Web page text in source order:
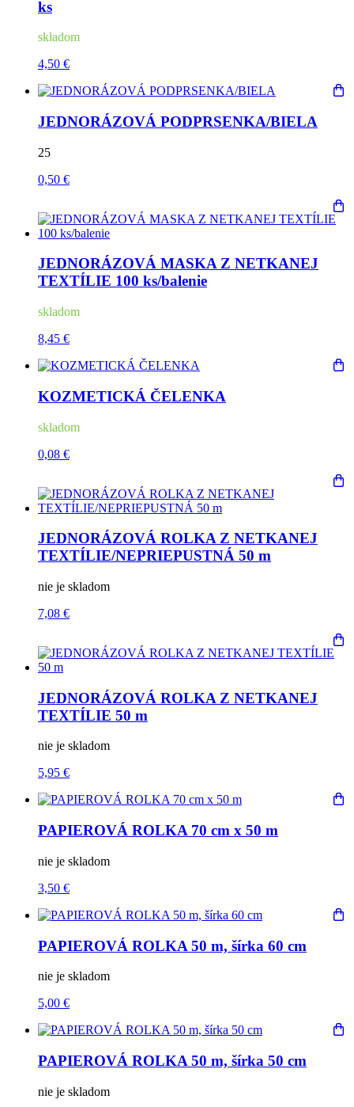
ks
skladom
4,50 €
JEDNORÁZOVÁ PODPRSENKA/BIELA
25
0,50 €
JEDNORÁZOVÁ MASKA Z NETKANEJ
TEXTÍLIE 100 ks/balenie
skladom
8,45 €
KOZMETICKÁ ČELENKA
skladom
0,08 €
JEDNORÁZOVÁ ROLKA Z NETKANEJ
TEXTÍLIE/NEPRIEPUSTNÁ 50 m
nie je skladom
7,08 €
JEDNORÁZOVÁ ROLKA Z NETKANEJ
TEXTÍLIE 50 m
nie je skladom
5,95 €
PAPIEROVÁ ROLKA 70 cm x 50 m
nie je skladom
3,50 €
PAPIEROVÁ ROLKA 50 m, šírka 60 cm
nie je skladom
5,00 €
PAPIEROVÁ ROLKA 50 m, šírka 50 cm
nie je skladom